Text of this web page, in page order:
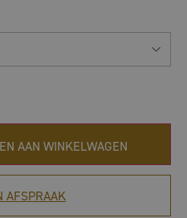
AAN WINKELWAGEN
AFSPRAAK